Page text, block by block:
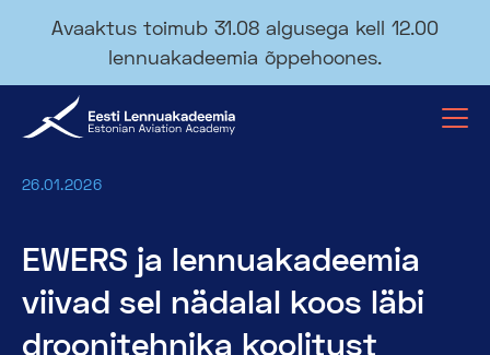
Avaaktus toimub 31.08 algusega kell 12.00
lennuakadeemia õppehoones.
26.01.2026
EWERS ja lennuakadeemia
viivad sel nädalal koos läbi
droonitehnika koolitust